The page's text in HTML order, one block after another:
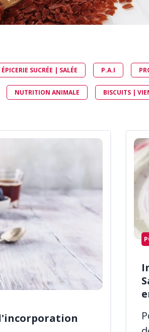
VIDE-SAC MOBILE ET
BASCULANT (EMB)
EMOTTEUR TAMISEUR
CONDITIONNER
ENSACHEUSE PESEUSE
CONFINÉE (EPC)
ENSACHEUSE PESEUSE
ÉTANCHE
ÉPICERIE SUCRÉE | SALÉE P.A.I
NUTRITION ANIMALE BISCUITS |